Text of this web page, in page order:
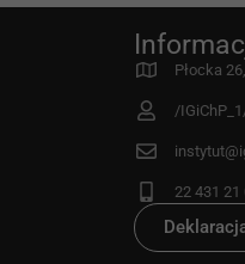
Płocka
/
22 431 21